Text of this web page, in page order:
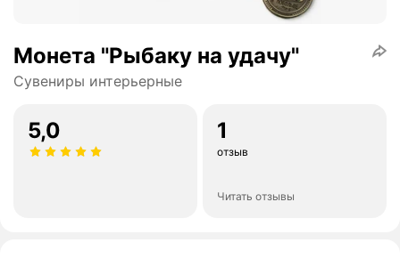
Монета "Рыбаку на удачу"
Сувениры интерьерные
5,0 1
отзыв
Читать отзывы